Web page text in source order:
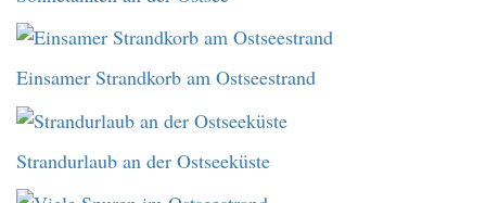
Einsamer Strandkorb am Ostseestrand
Strandurlaub an der Ostseeküste